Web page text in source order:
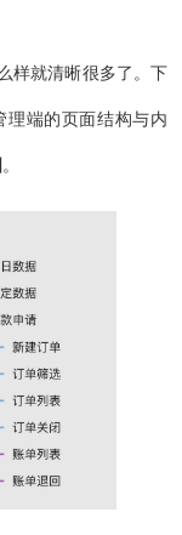
样就清晰很多了。下
理端的页面结构与内
。